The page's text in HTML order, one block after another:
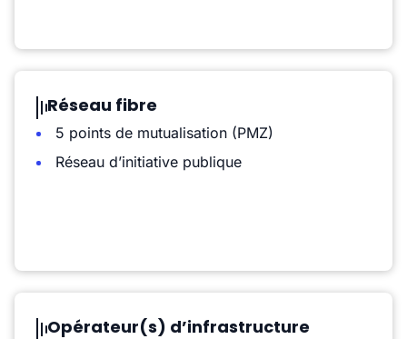
Réseau fibre
5 points de mutualisation (PMZ)
Réseau d’initiative publique
Opérateur(s) d’infrastructure